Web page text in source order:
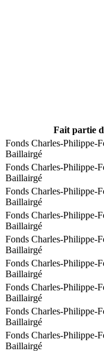
Fait partie
Fonds Charles-Philippe-
Baillairgé
Fonds Charles-Philippe-
Baillairgé
Fonds Charles-Philippe-
Baillairgé
Fonds Charles-Philippe-
Baillairgé
Fonds Charles-Philippe-
Baillairgé
Fonds Charles-Philippe-
Baillairgé
Fonds Charles-Philippe-
Baillairgé
Fonds Charles-Philippe-
Baillairgé
Fonds Charles-Philippe-
Baillairgé